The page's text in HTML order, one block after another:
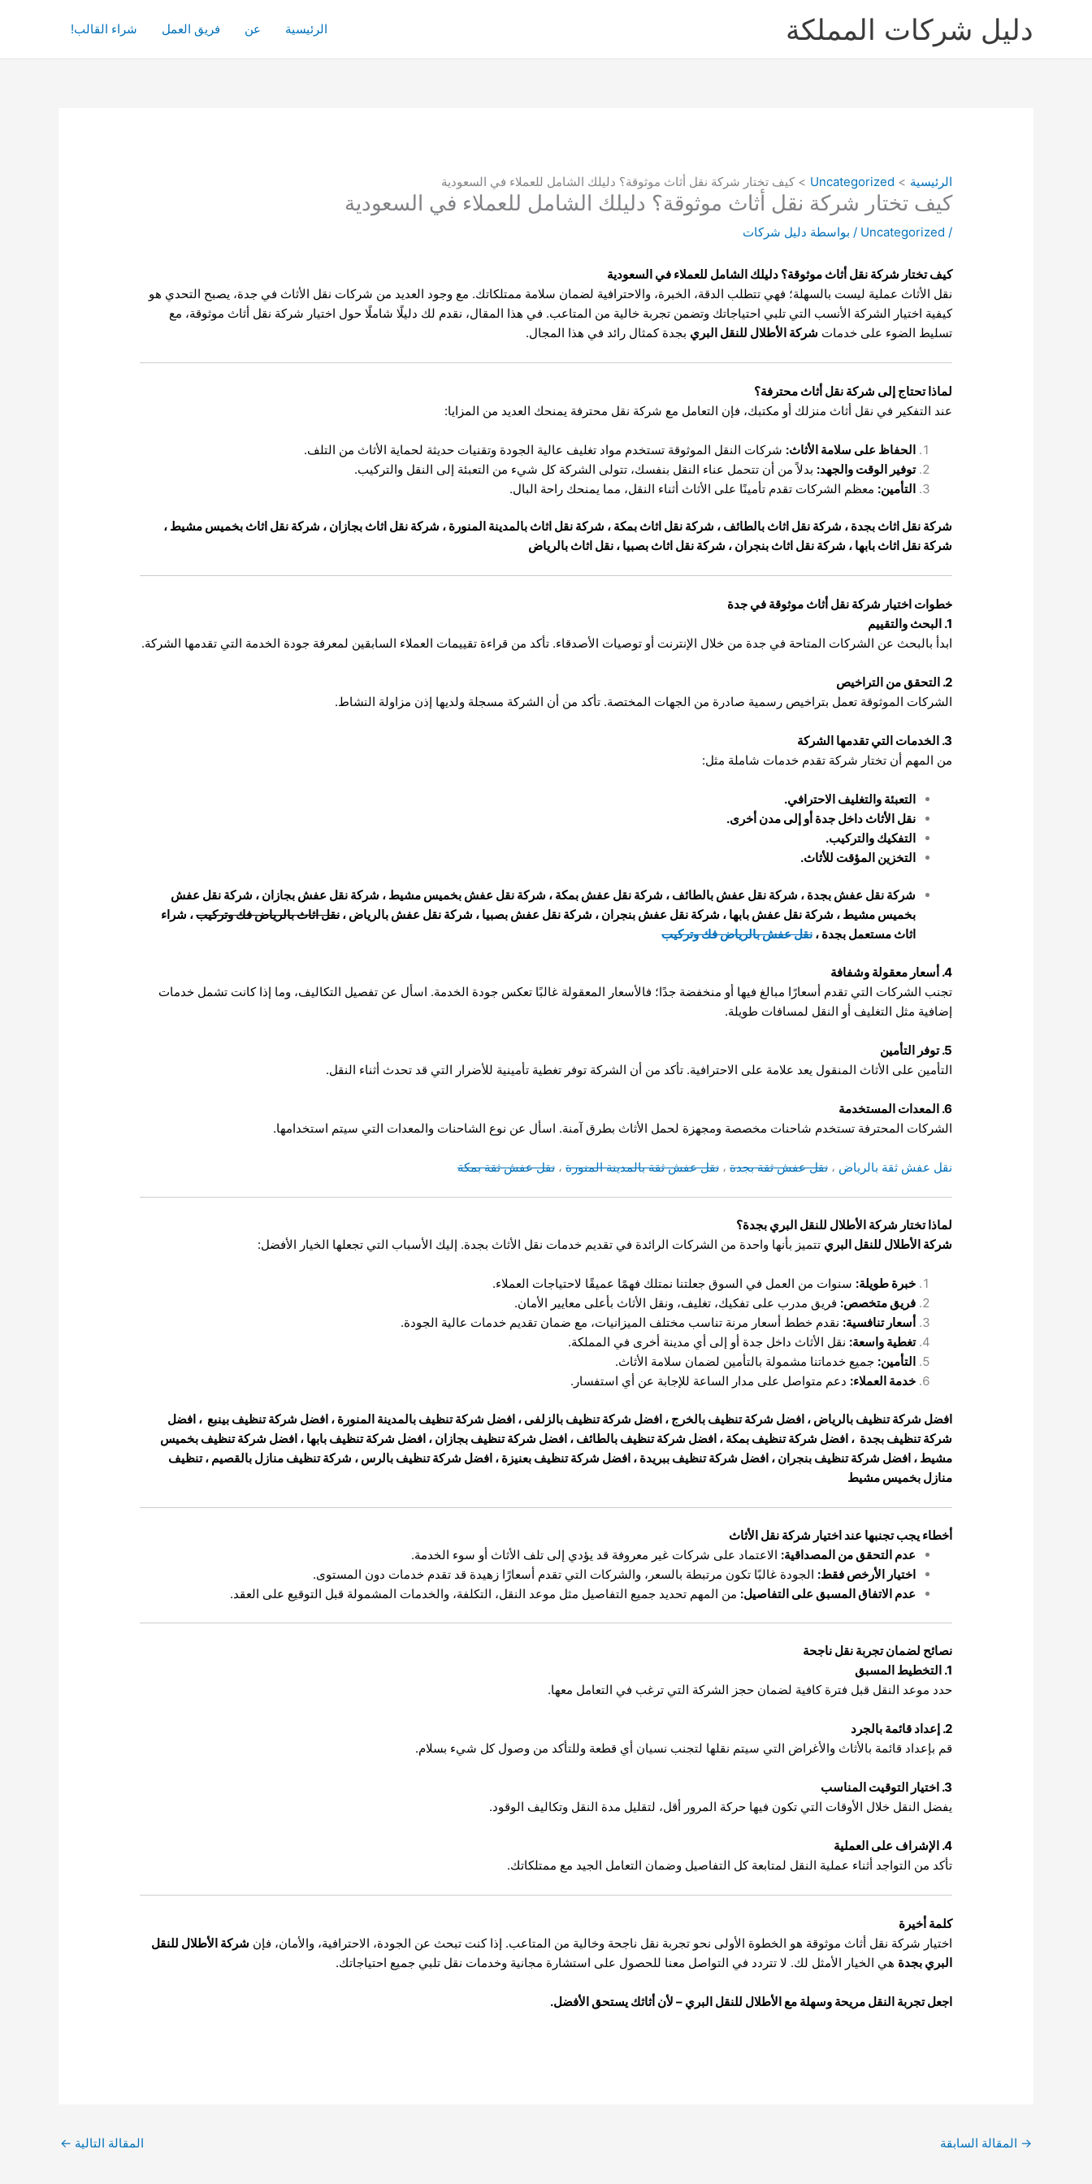
دليل شركات المملكة الرئيسية عن فريق العمل شراء القالب!
الرئيسية Uncategorized كيف تختار شركة نقل أثاث موثوقة؟ دليلك الشامل للعملاء في السعودية
كيف تختار شركة نقل أثاث موثوقة؟ دليلك الشامل للعملاء في السعودية
/
Uncategorized / بواسطة دليل شركات
كيف تختار شركة نقل أثاث موثوقة؟ دليلك الشامل للعملاء في السعودية
نقل الأثاث عملية ليست بالسهلة؛ فهي تتطلب الدقة، الخبرة، والاحترافية لضمان سلامة ممتلكاتك. مع وجود العديد من شركات نقل الأثاث في جدة، يصبح التحدي هو
كيفية اختيار الشركة الأنسب التي تلبي احتياجاتك وتضمن تجربة خالية من المتاعب. في هذا المقال، نقدم لك دليلًا شاملًا حول اختيار شركة نقل أثاث موثوقة، مع
تسليط الضوء على خدمات شركة الأطلال للنقل البري بجدة كمثال رائد في هذا المجال.
لماذا تحتاج إلى شركة نقل أثاث محترفة؟
عند التفكير في نقل أثاث منزلك أو مكتبك، فإن التعامل مع شركة نقل محترفة يمنحك العديد من المزايا:
الحفاظ على سلامة الأثاث: شركات النقل الموثوقة تستخدم مواد تغليف عالية الجودة وتقنيات حديثة لحماية الأثاث من التلف.
توفير الوقت والجهد: بدلاً من أن تتحمل عناء النقل بنفسك، تتولى الشركة كل شيء من التعبئة إلى النقل والتركيب.
التأمين: معظم الشركات تقدم تأمينًا على الأثاث أثناء النقل، مما يمنحك راحة البال.
شركة نقل اثاث بجدة ، شركة نقل اثاث بالطائف ، شركة نقل اثاث بمكة ، شركة نقل اثاث بالمدينة المنورة ، شركة نقل اثاث بجازان ، شركة نقل اثاث بخميس مشيط ،
شركة نقل اثاث بابها ، شركة نقل اثاث بنجران ، شركة نقل اثاث بصبيا ،نقل اثاث بالرياض
خطوات اختيار شركة نقل أثاث موثوقة في جدة
1. البحث والتقييم
ابدأ بالبحث عن الشركات المتاحة في جدة من خلال الإنترنت أو توصيات الأصدقاء. تأكد من قراءة تقييمات العملاء السابقين لمعرفة جودة الخدمة التي تقدمها الشركة.
2. التحقق من التراخيص
الشركات الموثوقة تعمل بتراخيص رسمية صادرة من الجهات المختصة. تأكد من أن الشركة مسجلة ولديها إذن مزاولة النشاط.
3. الخدمات التي تقدمها الشركة
من المهم أن تختار شركة تقدم خدمات شاملة مثل:
التعبئة والتغليف الاحترافي.
نقل الأثاث داخل جدة أو إلى مدن أخرى.
التفكيك والتركيب.
التخزين المؤقت للأثاث.
شركة نقل عفش بجدة ، شركة نقل عفش بالطائف ، شركة نقل عفش بمكة، شركة نقل عفش بخميس مشيط ، شركة نقل عفش بجازان، شركة نقل عفش
بخميس مشيط ، شركة نقل عفش بابها، شركة نقل عفش بنجران ، شركة نقل عفش بصبيا ، شركة نقل عفش بالرياض ،نقل اثاث بالرياض فك وتركيب، شراء
اثاث مستعمل بجدة ،نقل عفش بالرياض فك وتركيب
4. أسعار معقولة وشفافة
تجنب الشركات التي تقدم أسعارًا مبالغ فيها أو منخفضة جدًا؛ فالأسعار المعقولة غالبًا تعكس جودة الخدمة. اسأل عن تفصيل التكاليف، وما إذا كانت تشمل خدمات
إضافية مثل التغليف أو النقل لمسافات طويلة.
5. توفر التأمين
التأمين على الأثاث المنقول يعد علامة على الاحترافية. تأكد من أن الشركة توفر تغطية تأمينية للأضرار التي قد تحدث أثناء النقل.
6. المعدات المستخدمة
الشركات المحترفة تستخدم شاحنات مخصصة ومجهزة لحمل الأثاث بطرق آمنة. اسأل عن نوع الشاحنات والمعدات التي سيتم استخدامها.
نقل عفش ثقة بالرياض ،نقل عفش ثقة بجدة ،نقل عفش ثقة بالمدينة المنورة ،نقل عفش ثقة بمكة
لماذا تختار شركة الأطلال للنقل البري بجدة؟
شركة الأطلال للنقل البري تتميز بأنها واحدة من الشركات الرائدة في تقديم خدمات نقل الأثاث بجدة. إليك الأسباب التي تجعلها الخيار الأفضل:
خبرة طويلة: سنوات من العمل في السوق جعلتنا نمتلك فهمًا عميقًا لاحتياجات العملاء.
فريق متخصص: فريق مدرب على تفكيك، تغليف، ونقل الأثاث بأعلى معايير الأمان.
أسعار تنافسية: نقدم خطط أسعار مرنة تناسب مختلف الميزانيات، مع ضمان تقديم خدمات عالية الجودة.
تغطية واسعة: نقل الأثاث داخل جدة أو إلى أي مدينة أخرى في المملكة.
التأمين: جميع خدماتنا مشمولة بالتأمين لضمان سلامة الأثاث.
خدمة العملاء: دعم متواصل على مدار الساعة للإجابة عن أي استفسار.
افضل شركة تنظيف بالرياض ، افضل شركة تنظيف بالخرج ، افضل شركة تنظيف بالزلفى ،افضل شركة تنظيف بالمدينة المنورة ،افضل شركة تنظيف بينبع ،افضل
شركة تنظيف بجدة ،افضل شركة تنظيف بمكة ، افضل شركة تنظيف بالطائف ،افضل شركة تنظيف بجازان ، افضل شركة تنظيف بابها ، افضل شركة تنظيف بخميس
مشيط ،افضل شركة تنظيف بنجران ،افضل شركة تنظيف ببريدة ، افضل شركة تنظيف بعنيزة ،افضل شركة تنظيف بالرس ، شركة تنظيف منازل بالقصيم ،تنظيف
منازل بخميس مشيط
أخطاء يجب تجنبها عند اختيار شركة نقل الأثاث
عدم التحقق من المصداقية: الاعتماد على شركات غير معروفة قد يؤدي إلى تلف الأثاث أو سوء الخدمة.
اختيار الأرخص فقط: الجودة غالبًا تكون مرتبطة بالسعر، والشركات التي تقدم أسعارًا زهيدة قد تقدم خدمات دون المستوى.
عدم الاتفاق المسبق على التفاصيل: من المهم تحديد جميع التفاصيل مثل موعد النقل، التكلفة، والخدمات المشمولة قبل التوقيع على العقد.
نصائح لضمان تجربة نقل ناجحة
1. التخطيط المسبق
حدد موعد النقل قبل فترة كافية لضمان حجز الشركة التي ترغب في التعامل معها.
2. إعداد قائمة بالجرد
قم بإعداد قائمة بالأثاث والأغراض التي سيتم نقلها لتجنب نسيان أي قطعة وللتأكد من وصول كل شيء بسلام.
3. اختيار التوقيت المناسب
يفضل النقل خلال الأوقات التي تكون فيها حركة المرور أقل، لتقليل مدة النقل وتكاليف الوقود.
4. الإشراف على العملية
تأكد من التواجد أثناء عملية النقل لمتابعة كل التفاصيل وضمان التعامل الجيد مع ممتلكاتك.
كلمة أخيرة
اختيار شركة نقل أثاث موثوقة هو الخطوة الأولى نحو تجربة نقل ناجحة وخالية من المتاعب. إذا كنت تبحث عن الجودة، الاحترافية، والأمان، فإن شركة الأطلال للنقل
البري بجدة هي الخيار الأمثل لك. لا تتردد في التواصل معنا للحصول على استشارة مجانية وخدمات نقل تلبي جميع احتياجاتك.
اجعل تجربة النقل مريحة وسهلة مع الأطلال للنقل البري – لأن أثاثك يستحق الأفضل.
→ المقالة السابقة المقالة التالية ←